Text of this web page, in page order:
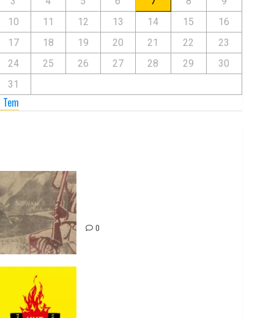
10
11 12 13 14 15
16
17
18 19 20 21 22
23
24
25 26 27 28 29
30
31
0